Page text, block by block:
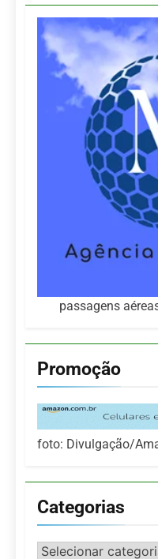
passagens
Promoção
foto: Divulgação/
Categorias
Categorias